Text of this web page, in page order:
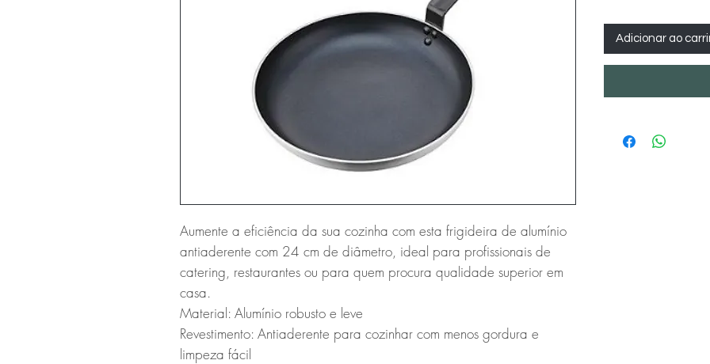
Aumente a eficiência da sua cozinha com esta frigideira de alumínio
antiaderente com 24 cm de diâmetro, ideal para profissionais de
catering, restaurantes ou para quem procura qualidade superior em
casa.
Material: Alumínio robusto e leve
Revestimento: Antiaderente para cozinhar com menos gordura e
limpeza fácil
Adicionar ao